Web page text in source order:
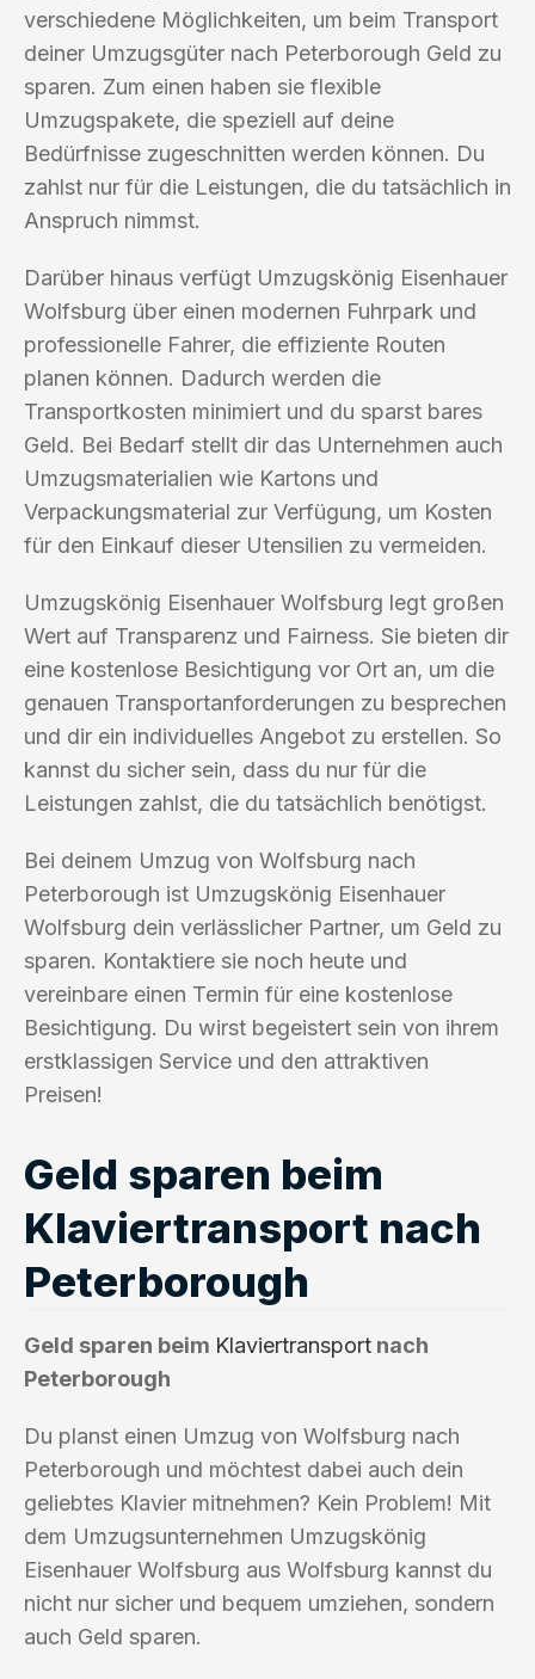
verschiedene Möglichkeiten, um beim Transport
deiner Umzugsgüter nach Peterborough Geld zu
sparen. Zum einen haben sie flexible
Umzugspakete, die speziell auf deine
Bedürfnisse zugeschnitten werden können. Du
zahlst nur für die Leistungen, die du tatsächlich in
Anspruch nimmst.
Darüber hinaus verfügt Umzugskönig Eisenhauer
Wolfsburg über einen modernen Fuhrpark und
professionelle Fahrer, die effiziente Routen
planen können. Dadurch werden die
Transportkosten minimiert und du sparst bares
Geld. Bei Bedarf stellt dir das Unternehmen auch
Umzugsmaterialien wie Kartons und
Verpackungsmaterial zur Verfügung, um Kosten
für den Einkauf dieser Utensilien zu vermeiden.
Umzugskönig Eisenhauer Wolfsburg legt großen
Wert auf Transparenz und Fairness. Sie bieten dir
eine kostenlose Besichtigung vor Ort an, um die
genauen Transportanforderungen zu besprechen
und dir ein individuelles Angebot zu erstellen. So
kannst du sicher sein, dass du nur für die
Leistungen zahlst, die du tatsächlich benötigst.
Bei deinem Umzug von Wolfsburg nach
Peterborough ist Umzugskönig Eisenhauer
Wolfsburg dein verlässlicher Partner, um Geld zu
sparen. Kontaktiere sie noch heute und
vereinbare einen Termin für eine kostenlose
Besichtigung. Du wirst begeistert sein von ihrem
erstklassigen Service und den attraktiven
Preisen!
Geld sparen beim
Klaviertransport nach
Peterborough
Geld sparen beim Klaviertransport nach
Peterborough
Du planst einen Umzug von Wolfsburg nach
Peterborough und möchtest dabei auch dein
geliebtes Klavier mitnehmen? Kein Problem! Mit
dem Umzugsunternehmen Umzugskönig
Eisenhauer Wolfsburg aus Wolfsburg kannst du
nicht nur sicher und bequem umziehen, sondern
auch Geld sparen.